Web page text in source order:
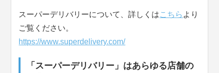
スーパーデリバリーについて、詳しくはこちら より
ご覧ください。
https://www.superdelivery.com/
「スーパーデリバリー」はあらゆる店舗の